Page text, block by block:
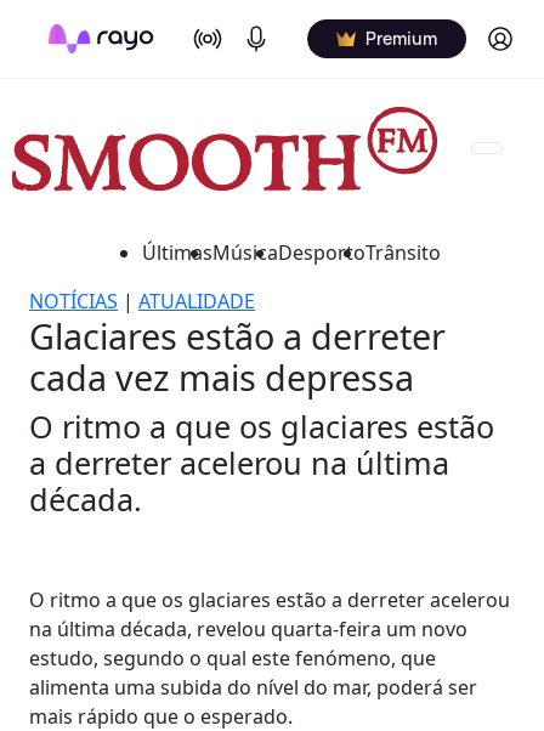
On Air Podcasts Premium Log in
ÚltimasMúsicaDesportoTrânsito
NOTÍCIAS | ATUALIDADE
Glaciares estão a derreter
cada vez mais depressa
O ritmo a que os glaciares estão
a derreter acelerou na última
década.
O ritmo a que os glaciares estão a derreter acelerou
na última década, revelou quarta-feira um novo
estudo, segundo o qual este fenómeno, que
alimenta uma subida do nível do mar, poderá ser
mais rápido que o esperado.